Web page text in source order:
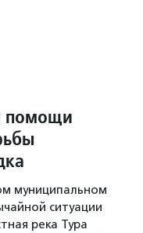
помощи
муниципальном
ситуации
река Тура